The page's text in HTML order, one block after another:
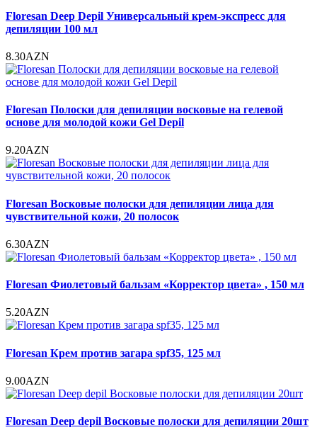
Floresan Deep Depil Универсальный крем-экспресс для
депиляции 100 мл
8.30AZN
Floresan Полоски для депиляции восковые на гелевой
основе для молодой кожи Gel Depil
9.20AZN
Floresan Восковые полоски для депиляции лица для
чувствительной кожи, 20 полосок
6.30AZN
Floresan Фиолетовый бальзам «Корректор цвета» , 150 мл
5.20AZN
Floresan Крем против загара spf35, 125 мл
9.00AZN
Floresan Deep depil Восковые полоски для депиляции 20шт